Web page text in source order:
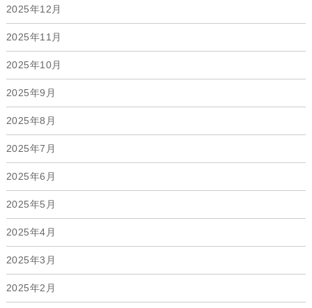
2025年12月
2025年11月
2025年10月
2025年9月
2025年8月
2025年7月
2025年6月
2025年5月
2025年4月
2025年3月
2025年2月